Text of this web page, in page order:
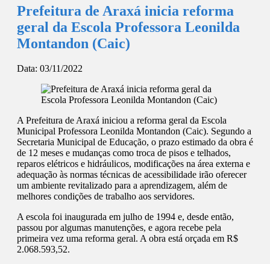
Prefeitura de Araxá inicia reforma
geral da Escola Professora Leonilda
Montandon (Caic)
Data: 03/11/2022
A Prefeitura de Araxá iniciou a reforma geral da Escola
Municipal Professora Leonilda Montandon (Caic). Segundo a
Secretaria Municipal de Educação, o prazo estimado da obra é
de 12 meses e mudanças como troca de pisos e telhados,
reparos elétricos e hidráulicos, modificações na área externa e
adequação às normas técnicas de acessibilidade irão oferecer
um ambiente revitalizado para a aprendizagem, além de
melhores condições de trabalho aos servidores.
A escola foi inaugurada em julho de 1994 e, desde então,
passou por algumas manutenções, e agora recebe pela
primeira vez uma reforma geral. A obra está orçada em R$
2.068.593,52.